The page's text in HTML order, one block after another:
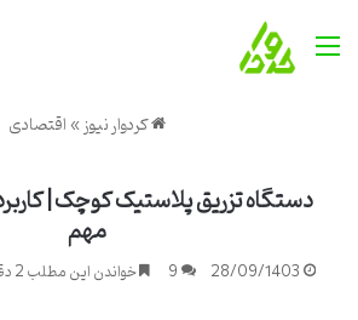
منو
کردوار نیوز»اقتصادی
دستگاه تزریق پلاستیک کوچک |
مهم
28/09/1403
9 خواندن این مطلب 2 دقیقه زمان میبرد